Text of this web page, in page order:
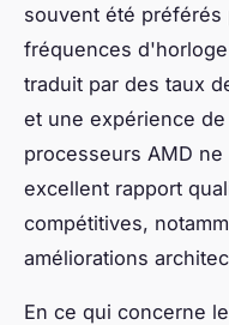
souvent été préférés
fréquences
traduit par des taux
et une expérience
processeurs AMD
excellent rapport
compétitives,
améliorations
En ce qui concerne